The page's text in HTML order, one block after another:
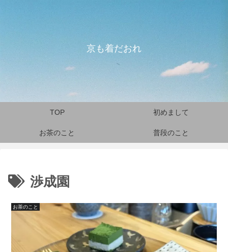
京も着だおれ
TOP 初めまして
お茶のこと 普段のこと
渉成園
お茶のこと